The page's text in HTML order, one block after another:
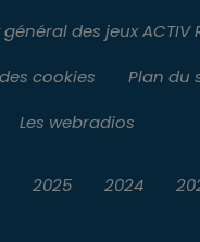
des jeux ACTIV
cookies
Plan du
Les webradios
2025 2024